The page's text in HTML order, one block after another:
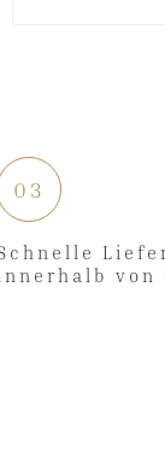
03
von